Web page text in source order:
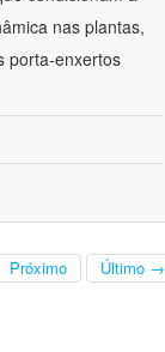
nas plantas,
porta-enxertos
Próximo Último →